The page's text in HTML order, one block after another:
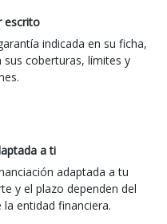
escrito
indicada en su ficha,
coberturas, límites y
a ti
adaptada a tu
y el plazo dependen del
entidad financiera.